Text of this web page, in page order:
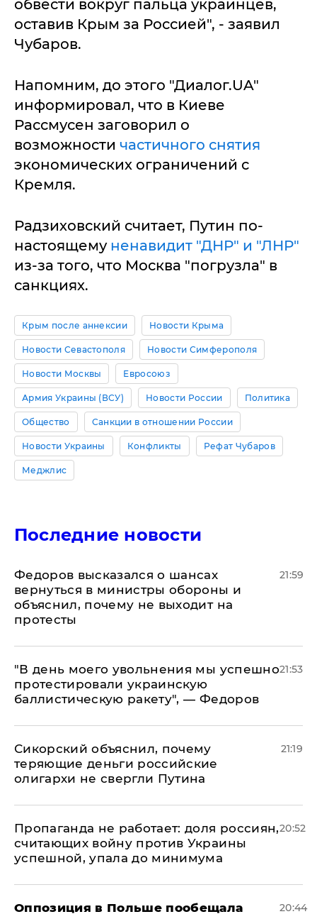
обвести вокруг пальца украинцев,
оставив Крым за Россией", - заявил
Чубаров.
Напомним, до этого "Диалог.UA"
информировал, что в Киеве
Рассмусен заговорил о
возможности частичного снятия
экономических ограничений с
Кремля.
Радзиховский считает, Путин по-
настоящему ненавидит "ДНР" и "ЛНР"
из-за того, что Москва "погрузла" в
санкциях.
Крым после аннексии Новости Крыма
Новости Севастополя Новости Симферополя
Новости Москвы Евросоюз
Армия Украины (ВСУ) Новости России Политика
Общество Санкции в отношении России
Новости Украины Конфликты Рефат Чубаров
Меджлис
Последние новости
Федоров высказался о шансах
вернуться в министры обороны и
объяснил, почему не выходит на
протесты
21:59
​"В день моего увольнения мы успешно
протестировали украинскую
баллистическую ракету", — Федоров
21:53
Сикорский объяснил, почему
теряющие деньги российские
олигархи не свергли Путина
21:19
​Пропаганда не работает: доля россиян,
считающих войну против Украины
успешной, упала до минимума
20:52
Оппозиция в Польше пообещала
20:44